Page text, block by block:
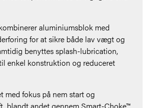
aluminiumsblok med
for at sikre både lav vægt og
benyttes splash-lubrication,
enkel konstruktion og reduceret
med fokus på nem start og